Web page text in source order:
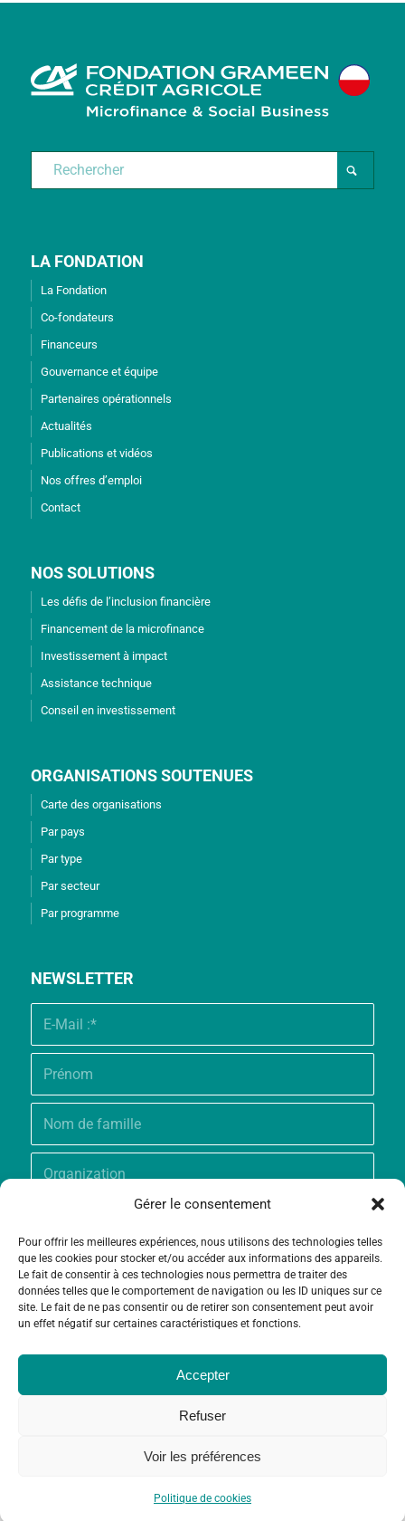
Gérer le consentement
Pour offrir les meilleures expériences, nous utilisons des technologies telles
que les cookies pour stocker et/ou accéder aux informations des appareils.
Le fait de consentir à ces technologies nous permettra de traiter des
données telles que le comportement de navigation ou les ID uniques sur ce
site. Le fait de ne pas consentir ou de retirer son consentement peut avoir
un effet négatif sur certaines caractéristiques et fonctions.
Accepter
Refuser
Voir les préférences
Politique de cookies
LA FONDATION
La Fondation
Co-fondateurs
Financeurs
Gouvernance et équipe
Partenaires opérationnels
Actualités
Publications et vidéos
Nos offres d’emploi
Contact
NOS SOLUTIONS
Les défis de l’inclusion financière
Financement de la microfinance
Investissement à impact
Assistance technique
Conseil en investissement
ORGANISATIONS SOUTENUES
Carte des organisations
Par pays
Par type
Par secteur
Par programme
NEWSLETTER
© Copyright - Fondation Grameen Crédit-Agricole |Création site
Politique de cookies (UE) Mentions légales